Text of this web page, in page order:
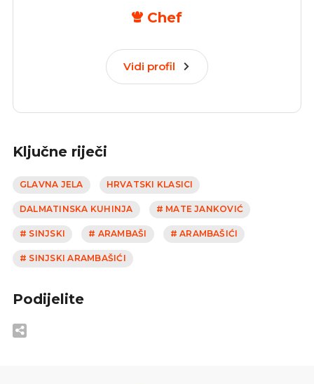
Chef
Vidi profil
Ključne riječi
GLAVNA JELA HRVATSKI KLASICI
DALMATINSKA KUHINJA # MATE JANKOVIĆ
# SINJSKI # ARAMBAŠI # ARAMBAŠIĆI
# SINJSKI ARAMBAŠIĆI
Podijelite